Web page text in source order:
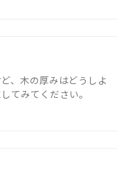
、木の厚みはどうしよ
てみてください。